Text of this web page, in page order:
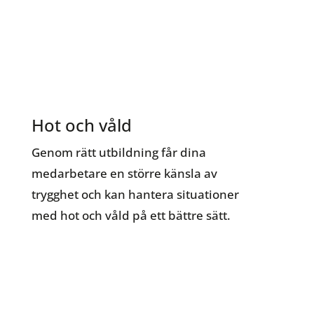
Hot och våld
Genom rätt utbildning får dina
medarbetare en större känsla av
trygghet och kan hantera situationer
med hot och våld på ett bättre sätt.